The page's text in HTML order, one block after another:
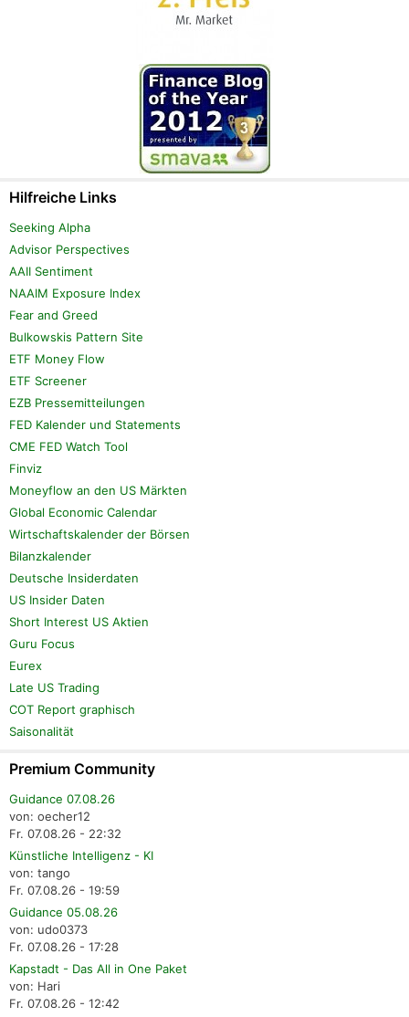
Hilfreiche Links
Seeking Alpha
Advisor Perspectives
AAII Sentiment
NAAIM Exposure Index
Fear and Greed
Bulkowskis Pattern Site
ETF Money Flow
ETF Screener
EZB Pressemitteilungen
FED Kalender und Statements
CME FED Watch Tool
Finviz
Moneyflow an den US Märkten
Global Economic Calendar
Wirtschaftskalender der Börsen
Bilanzkalender
Deutsche Insiderdaten
US Insider Daten
Short Interest US Aktien
Guru Focus
Eurex
Late US Trading
COT Report graphisch
Saisonalität
Premium Community
Guidance 07.08.26
von: oecher12
Fr. 07.08.26 - 22:32
Künstliche Intelligenz - KI
von: tango
Fr. 07.08.26 - 19:59
Guidance 05.08.26
von: udo0373
Fr. 07.08.26 - 17:28
Kapstadt - Das All in One Paket
von: Hari
Fr. 07.08.26 - 12:42